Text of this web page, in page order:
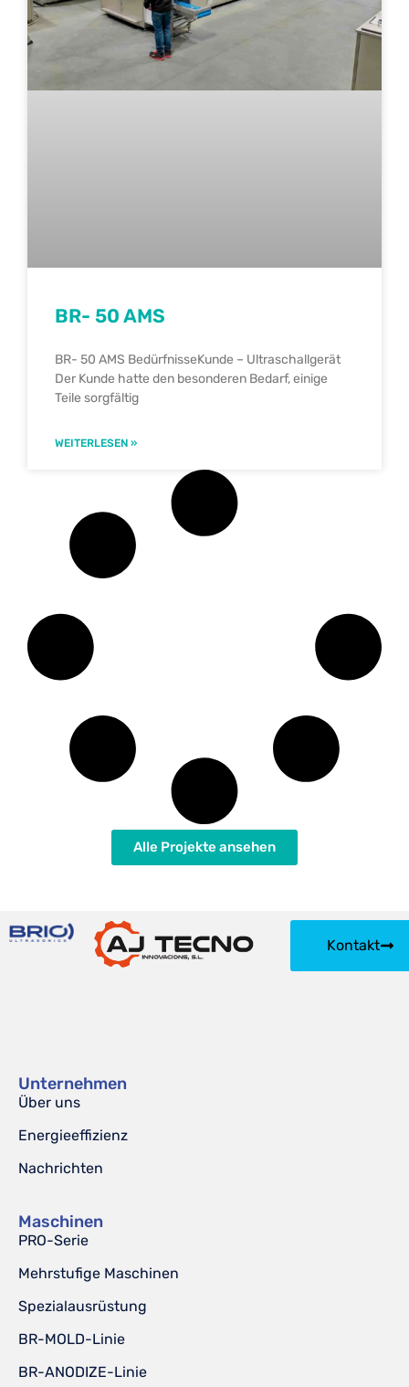
BR- 50 AMS
BR- 50 AMS BedürfnisseKunde – Ultraschallgerät
Der Kunde hatte den besonderen Bedarf, einige
Teile sorgfältig
WEITERLESEN »
Alle Projekte ansehen
Kontakt
Unternehmen
Über uns
Energieeffizienz
Nachrichten
Maschinen
PRO-Serie
Mehrstufige Maschinen
Spezialausrüstung
BR-MOLD-Linie
BR-ANODIZE-Linie